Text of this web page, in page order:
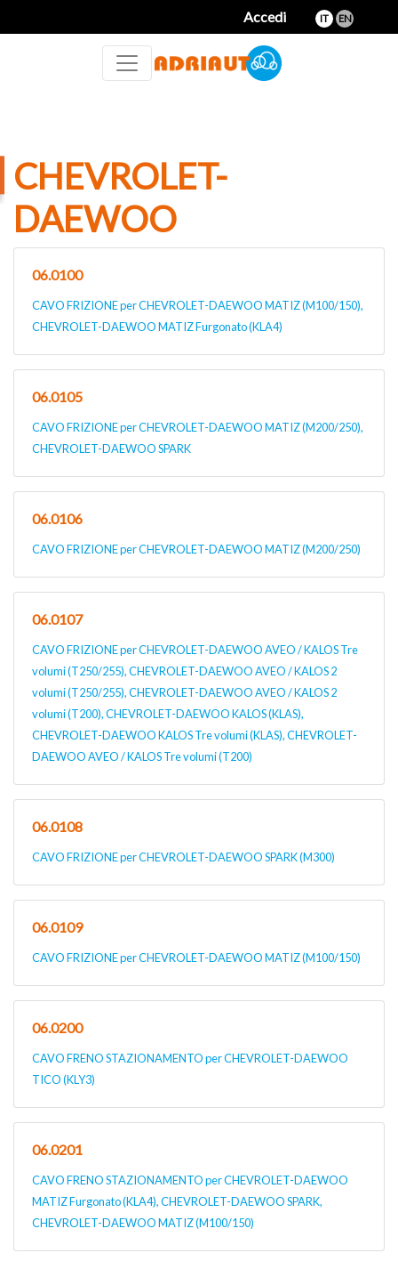
Accedi IT EN
CHEVROLET-
DAEWOO
06.0100
CAVO FRIZIONE per CHEVROLET-DAEWOO MATIZ (M100/150),
CHEVROLET-DAEWOO MATIZ Furgonato (KLA4)
06.0105
CAVO FRIZIONE per CHEVROLET-DAEWOO MATIZ (M200/250),
CHEVROLET-DAEWOO SPARK
06.0106
CAVO FRIZIONE per CHEVROLET-DAEWOO MATIZ (M200/250)
06.0107
CAVO FRIZIONE per CHEVROLET-DAEWOO AVEO / KALOS Tre
volumi (T250/255), CHEVROLET-DAEWOO AVEO / KALOS 2
volumi (T250/255), CHEVROLET-DAEWOO AVEO / KALOS 2
volumi (T200), CHEVROLET-DAEWOO KALOS (KLAS),
CHEVROLET-DAEWOO KALOS Tre volumi (KLAS), CHEVROLET-
DAEWOO AVEO / KALOS Tre volumi (T200)
06.0108
CAVO FRIZIONE per CHEVROLET-DAEWOO SPARK (M300)
06.0109
CAVO FRIZIONE per CHEVROLET-DAEWOO MATIZ (M100/150)
06.0200
CAVO FRENO STAZIONAMENTO per CHEVROLET-DAEWOO
TICO (KLY3)
06.0201
CAVO FRENO STAZIONAMENTO per CHEVROLET-DAEWOO
MATIZ Furgonato (KLA4), CHEVROLET-DAEWOO SPARK,
CHEVROLET-DAEWOO MATIZ (M100/150)